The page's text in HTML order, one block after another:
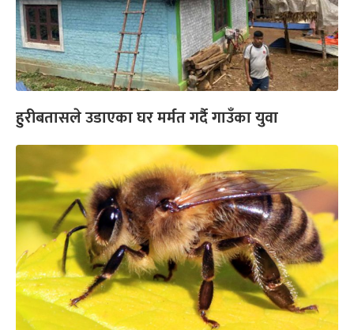
हुरीबतासले उडाएका घर मर्मत गर्दै गाउँका युवा